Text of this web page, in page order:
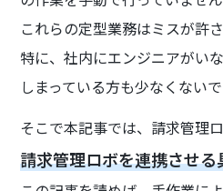
これらの定型業務はミスが許
特に、社内にエンジニアがい
しまっている方も少なくないで
そこで本記事では、請求管理
請求管理ロボを連携させ